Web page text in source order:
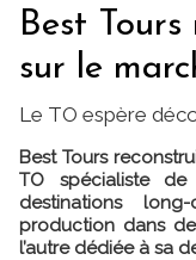
Best
sur le
Le TO espère
Best Tours
TO spécialiste
destinations
production dans
l’autre dédiée à sa